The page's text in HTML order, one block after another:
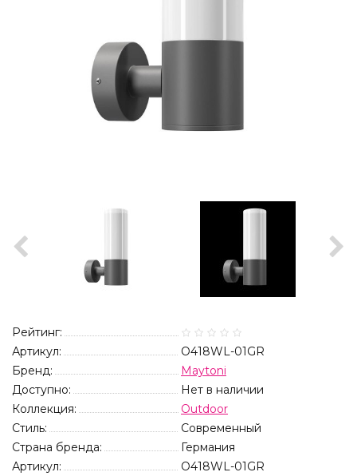
Рейтинг:
Артикул:
O418WL-01GR
Бренд:
Maytoni
Доступно:
Нет в наличии
Коллекция:
Outdoor
Стиль:
Современный
Страна бренда:
Германия
Артикул:
O418WL-01GR